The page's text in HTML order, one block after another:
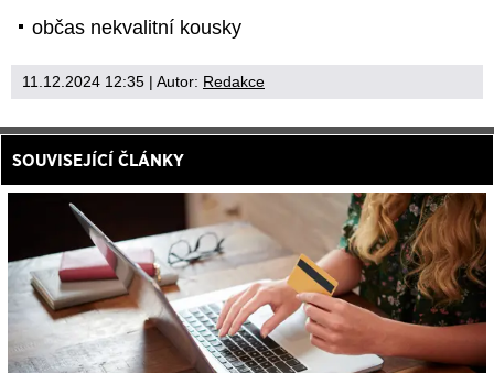
občas nekvalitní kousky
11.12.2024 12:35 | Autor: Redakce
SOUVISEJÍCÍ ČLÁNKY